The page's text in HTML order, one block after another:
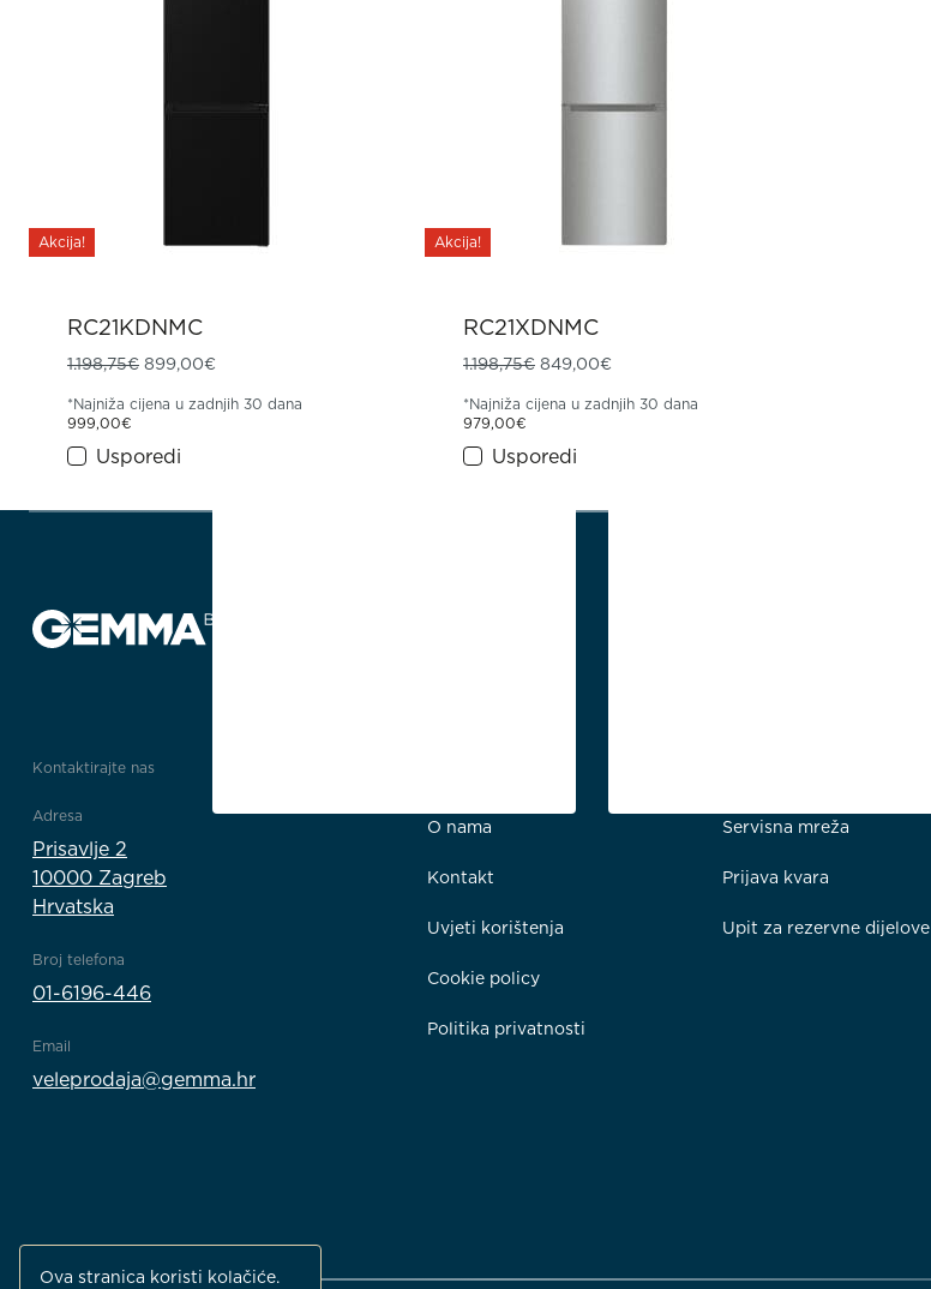
Akcija!
RC21KDNMC
1.198,75€ Izvorna cijena bila je: 1.198,75€.
899,00€
*Najniža cijena u zadnjih 30 dana
999,00€
Usporedi
Akcija!
RC21XDNMC
1.198,75€ Izvorna cijena bila je: 1.198,75€.
849,00€
*Najniža cijena u zadnjih 30 dana
979,00€
Usporedi
Kontaktirajte nas
Adresa
Prisavlje 2
10000 Zagreb
Hrvatska
Broj telefona
01-6196-446
Email
veleprodaja@gemma.hr
O nama
Kontakt
Uvjeti korištenja
Cookie policy
Politika privatnosti
Servisna mreža
Prijava kvara
Upit za rezervne dijelove
Ova stranica koristi kolačiće.